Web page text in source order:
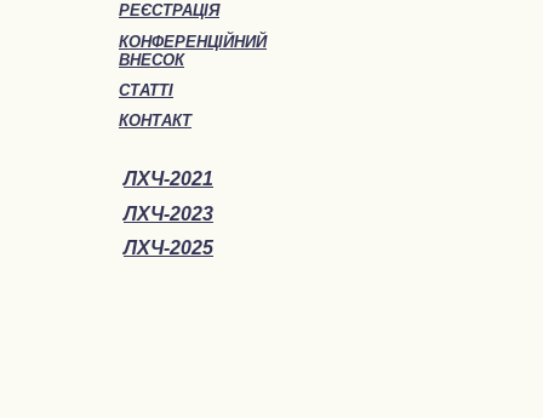
РЕЄСТРАЦІЯ
КОНФЕРЕНЦІЙНИЙ
ВНЕСОК
СТАТТІ
КОНТАКТ
ЛХЧ-2021
ЛХЧ-2023
ЛХЧ-2025